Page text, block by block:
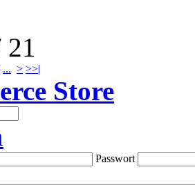
21
... > >>|
Store
Passwort